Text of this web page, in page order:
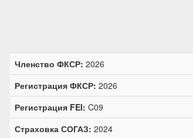
Членство ФКСР: 2026
Регистрация ФКСР: 2026
Регистрация FEI: C09
Страховка СОГАЗ: 2024